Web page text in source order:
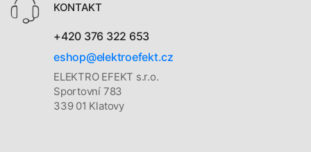
KONTAKT
+420 376 322 653
eshop@elektroefekt.cz
ELEKTRO EFEKT s.r.o.
Sportovní 783
339 01 Klatovy